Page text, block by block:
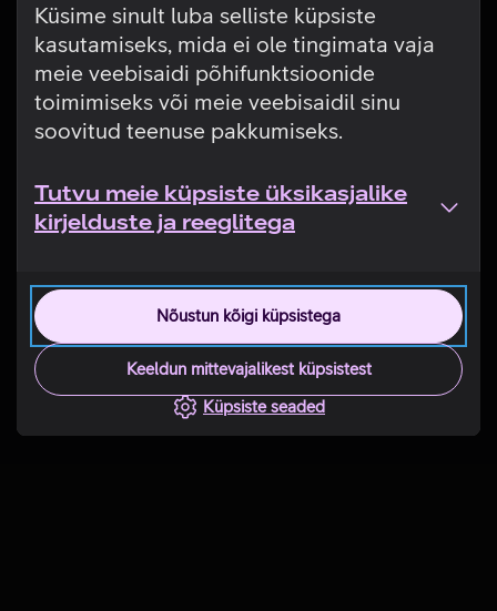
Küsime sinult luba selliste küpsiste
kasutamiseks, mida ei ole tingimata vaja
meie veebisaidi põhifunktsioonide
toimimiseks või meie veebisaidil sinu
soovitud teenuse pakkumiseks.
Tutvu meie küpsiste üksikasjalike
kirjelduste ja reeglitega
Nõustun kõigi küpsistega
Keeldun mittevajalikest küpsistest
Küpsiste seaded
Tehniline viga